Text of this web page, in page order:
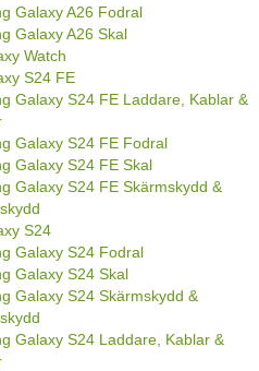
Galaxy A26 Fodral
Galaxy A26 Skal
Watch
S24 FE
Galaxy S24 FE Laddare, Kablar &
Galaxy S24 FE Fodral
Galaxy S24 FE Skal
Galaxy S24 FE Skärmskydd &
S24
Galaxy S24 Fodral
Galaxy S24 Skal
Galaxy S24 Skärmskydd &
Galaxy S24 Laddare, Kablar &